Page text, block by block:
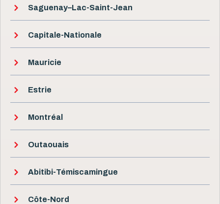
Saguenay–Lac-Saint-Jean
Capitale-Nationale
Mauricie
Estrie
Montréal
Outaouais
Abitibi-Témiscamingue
Côte-Nord